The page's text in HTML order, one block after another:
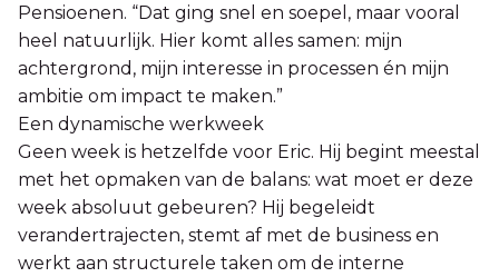
Pensioenen. “Dat ging snel en soepel, maar vooral
heel natuurlijk. Hier komt alles samen: mijn
achtergrond, mijn interesse in processen én mijn
ambitie om impact te maken.”
Een dynamische werkweek
Geen week is hetzelfde voor Eric. Hij begint meestal
met het opmaken van de balans: wat moet er deze
week absoluut gebeuren? Hij begeleidt
verandertrajecten, stemt af met de business en
werkt aan structurele taken om de interne